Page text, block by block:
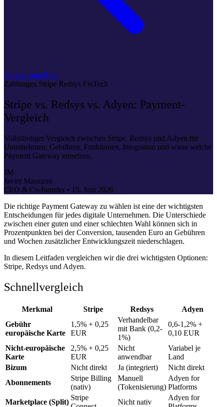
Zurück zum Blog
Zahlungen Stripe Redsys FinTech
Stripe vs. Redsys vs. Adyen: Payment-
Vergleich
Vollständiger Vergleich zwischen Stripe, Redsys und Adyen für
Unternehmen. Gebühren, Funktionen, Integration und wann welche
Payment Gateway einsetzen.
JM
Javier Manzano
CEO & Co-founder • 15. Juni 2026
Die richtige Payment Gateway zu wählen ist eine der wichtigsten
Entscheidungen für jedes digitale Unternehmen. Die Unterschiede
zwischen einer guten und einer schlechten Wahl können sich in
Prozentpunkten bei der Conversion, tausenden Euro an Gebühren
und Wochen zusätzlicher Entwicklungszeit niederschlagen.
In diesem Leitfaden vergleichen wir die drei wichtigsten Optionen:
Stripe, Redsys und Adyen.
Schnellvergleich
Merkmal Stripe Redsys
Adyen
Gebühr
europäische Karte
1,5% + 0,25
EUR
Verhandelbar
mit Bank (0,2-
1%)
0,6-1,2% +
0,10 EUR
Nicht-europäische
Karte
2,5% + 0,25
EUR
Nicht
anwendbar
Variabel je
Land
Bizum
Nicht direkt Ja (integriert)
Nicht direkt
Abonnements
Stripe Billing
(nativ)
Manuell
(Tokenisierung)
Adyen for
Platforms
Marketplace (Split)
Stripe
Nicht nativ
Adyen for